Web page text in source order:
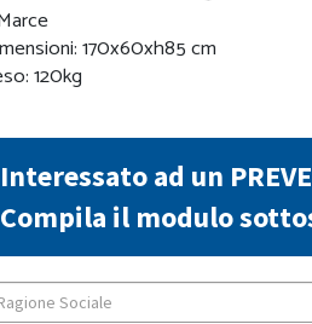
170x60xh85 cm
120kg
Interessato ad un
Compila il modulo